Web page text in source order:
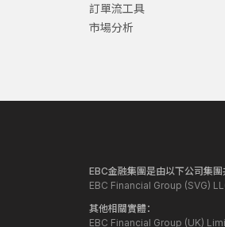
訂單流工具
市場分析
EBC金融集團是由以下公司集
EBC Financial Group (SVG)
其他相關實體：
EBC Financial Group (UK)